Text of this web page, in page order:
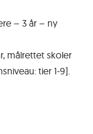
– 3 år – ny
målrettet skoler
tier 1-9].